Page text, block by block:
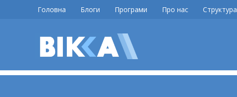
Головна Блоги Програми Про нас